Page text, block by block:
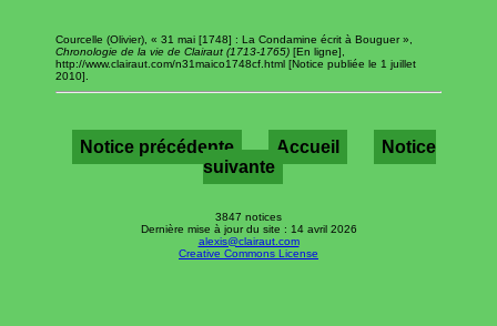
Courcelle (Olivier), « 31 mai [1748] : La Condamine écrit à Bouguer »,
Chronologie de la vie de Clairaut (1713-1765) [En ligne],
http://www.clairaut.com/n31maico1748cf.html [Notice publiée le 1 juillet
2010].
Notice précédente Accueil
Notice
suivante
3847 notices
Dernière mise à jour du site : 14 avril 2026
alexis@clairaut.com
Creative Commons License